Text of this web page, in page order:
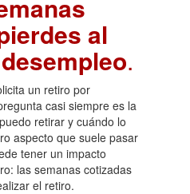
al
.
un retiro por
casi siempre es la
retirar y cuándo lo
aspecto que suele pasar
tener un impacto
las semanas cotizadas
el retiro.